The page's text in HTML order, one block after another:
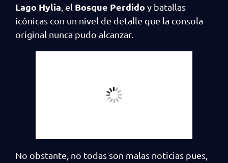
Lago Hylia , el Bosque Perdido y batallas
icónicas con un nivel de detalle que la consola
original nunca pudo alcanzar.
No obstante, no todas son malas noticias pues,